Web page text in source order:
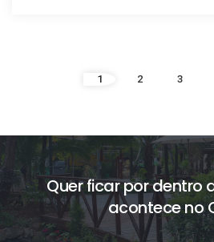
1 2 3
Quer ficar por dentro
acontece no